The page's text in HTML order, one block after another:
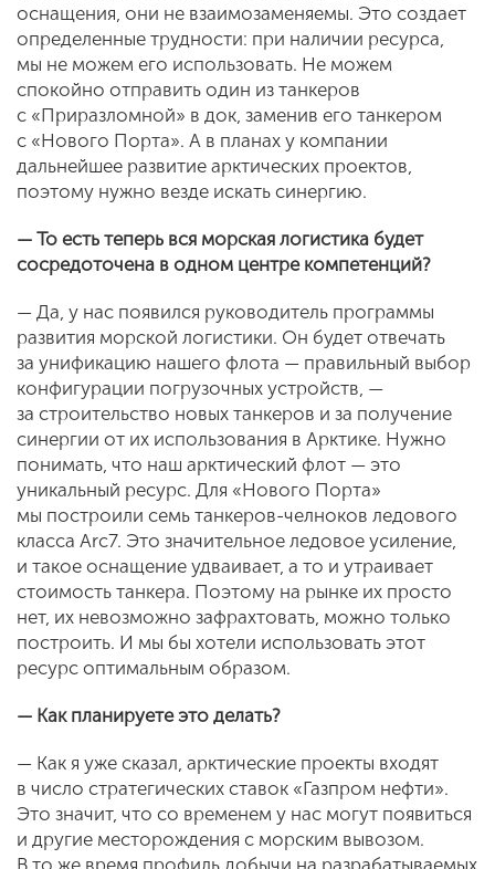
оснащения, они не взаимозаменяемы. Это создает
определенные трудности: при наличии ресурса,
мы не можем его использовать. Не можем
спокойно отправить один из танкеров
с «Приразломной» в док, заменив его танкером
с «Нового Порта». А в планах у компании
дальнейшее развитие арктических проектов,
поэтому нужно везде искать синергию.
— То есть теперь вся морская логистика будет
сосредоточена в одном центре компетенций?
— Да, у нас появился руководитель программы
развития морской логистики. Он будет отвечать
за унификацию нашего флота — правильный выбор
конфигурации погрузочных устройств, —
за строительство новых танкеров и за получение
синергии от их использования в Арктике. Нужно
понимать, что наш арктический флот — это
уникальный ресурс. Для «Нового Порта»
мы построили семь танкеров-челноков ледового
класса Arc7. Это значительное ледовое усиление,
и такое оснащение удваивает, а то и утраивает
стоимость танкера. Поэтому на рынке их просто
нет, их невозможно зафрахтовать, можно только
построить. И мы бы хотели использовать этот
ресурс оптимальным образом.
— Как планируете это делать?
— Как я уже сказал, арктические проекты входят
в число стратегических ставок «Газпром нефти».
Это значит, что со временем у нас могут появиться
и другие месторождения с морским вывозом.
В то же время профиль добычи на разрабатываемых